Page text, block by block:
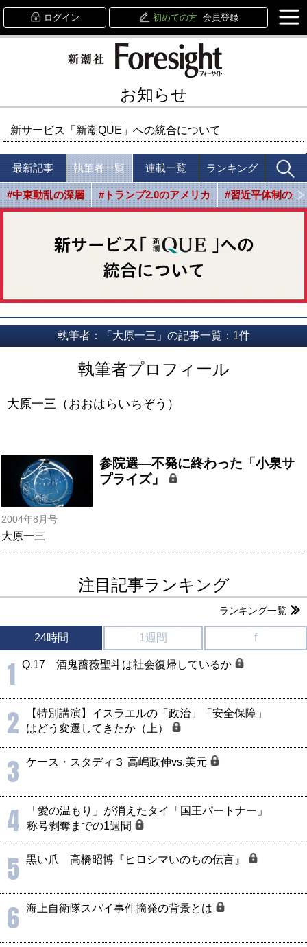
ログイン 初めての方 会員登録
お知らせ
新サービス「新潮QUE」への統合について
最新記事 執筆者一覧 連載一覧 ランキング
#中東動乱の深層 #トランプ2.0のアメリカ #習近平体制の光
執筆者：「大原一三」の記事一覧：1件
執筆者プロフィール
大原一三（おおはらいちぞう）
参院選―不発に終わった「小泉サ
プライズ」
2004年8月号
大原一三
注目記事ランキング
ランキング一覧
24時間 1週間 f
1 Q.17 酒鬼薔薇聖斗は社会復帰しているか
2
【特別講演】イスラエルの「政治」「安全保障」
はどう変遷してきたか（上）
3 ケース・スタディ３ 高嶋政伸vs.美元
4
「愛の温もり」が消えたタイ「国王パートナー」
称号剥奪までの1週間
5 黒い爪 高橋昭博『ヒロシマいのちの伝言』
6 海上自衛隊スパイ事件摘発の背景とは